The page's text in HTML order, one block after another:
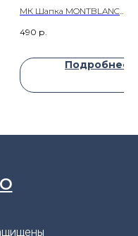
МК Шапка MONTBLANC
и без ⁠два варианта
490 р.
Подробнее